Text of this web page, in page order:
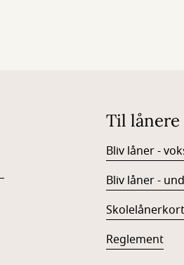
Til lånere
Bliv låner -
Bliv låner -
Skolelånerkort
Reglement